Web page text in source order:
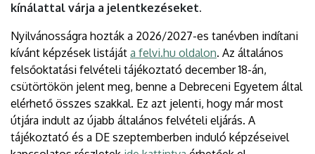
kínálattal várja a jelentkezéseket.
Nyilvánosságra hozták a 2026/2027-es tanévben indítani
kívánt képzések listáját a felvi.hu oldalon. Az általános
felsőoktatási felvételi tájékoztató december 18-án,
csütörtökön jelent meg, benne a Debreceni Egyetem által
elérhető összes szakkal. Ez azt jelenti, hogy már most
útjára indult az újabb általános felvételi eljárás. A
tájékoztató és a DE szeptemberben induló képzéseivel